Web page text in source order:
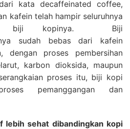
kata decaffeinated coffee,
kafein telah hampir seluruhnya
biji kopinya. Biji
sudah bebas dari kafein
dengan proses pembersihan
karbon dioksida, maupun
proses itu, biji kopi
pemanggangan dan
lebih sehat dibandingkan kopi